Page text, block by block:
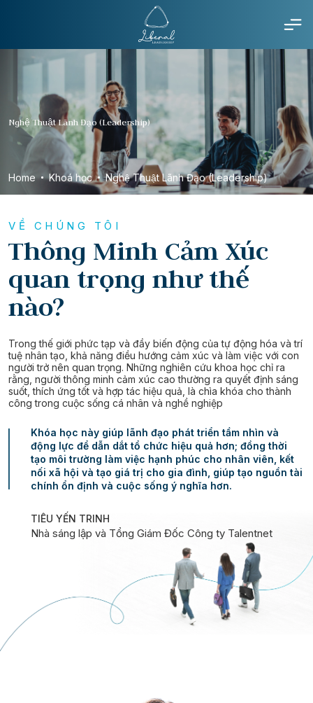
Nghệ Thuật Lãnh Đạo (Leadership)
Home Khoá học Nghệ Thuật Lãnh Đạo (Leadership)
VỀ CHÚNG TÔI
Thông Minh Cảm Xúc
quan trọng như thế
nào?
Trong thế giới phức tạp và đầy biến động của tự động hóa và trí
tuệ nhân tạo, khả năng điều hướng cảm xúc và làm việc với con
người trở nên quan trọng. Những nghiên cứu khoa học chỉ ra
rằng, người thông minh cảm xúc cao thường ra quyết định sáng
suốt, thích ứng tốt và hợp tác hiệu quả, là chìa khóa cho thành
công trong cuộc sống cá nhân và nghề nghiệp
Khóa học này giúp lãnh đạo phát triển tầm nhìn và
động lực để dẫn dắt tổ chức hiệu quả hơn; đồng thời
tạo môi trường làm việc hạnh phúc cho nhân viên, kết
nối xã hội và tạo giá trị cho gia đình, giúp tạo nguồn tài
chính ổn định và cuộc sống ý nghĩa hơn.
TIÊU YẾN TRINH
Nhà sáng lập và Tổng Giám Đốc Công ty Talentnet